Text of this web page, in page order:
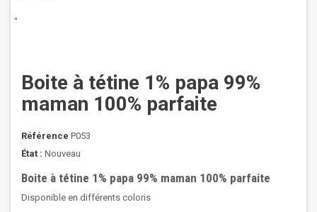
"
Boite à tétine 1% papa 99%
maman 100% parfaite
Référence P053
État : Nouveau
Boite à tétine 1% papa 99% maman 100% parfaite
Disponible en différents coloris